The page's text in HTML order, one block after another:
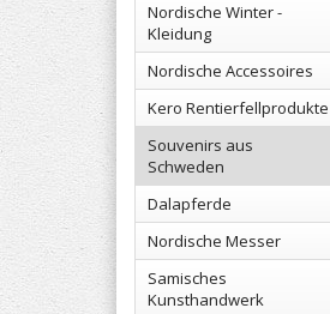
Nordische Winter -
Kleidung
Nordische Accessoires
Kero Rentierfellprodukte
Souvenirs aus
Schweden
Dalapferde
Nordische Messer
Samisches
Kunsthandwerk